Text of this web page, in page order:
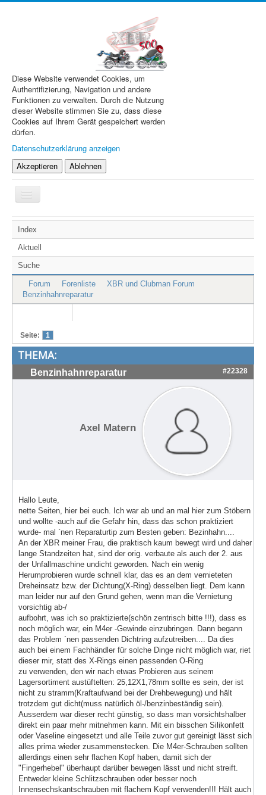
Diese Website verwendet Cookies, um
Authentifizierung, Navigation und andere
Funktionen zu verwalten. Durch die Nutzung
dieser Website stimmen Sie zu, dass diese
Cookies auf Ihrem Gerät gespeichert werden
dürfen.
Datenschutzerklärung anzeigen
Akzeptieren
Ablehnen
Navigation
an/aus
XBR.de
Technik
Forum
Treffen & Touren
Cafe-Ecke
Index
Aktuell
Suche
Forum Forenliste
XBR und Clubman Forum
Benzinhahnreparatur
Seite: 1
THEMA:
Benzinhahnreparatur #22328
Axel Matern
Hallo Leute,
nette Seiten, hier bei euch. Ich war ab und an mal hier zum Stöbern
und wollte -auch auf die Gefahr hin, dass das schon praktiziert
wurde- mal `nen Reparaturtip zum Besten geben: Bezinhahn....
An der XBR meiner Frau, die praktisch kaum bewegt wird und daher
lange Standzeiten hat, sind der orig. verbaute als auch der 2. aus
der Unfallmaschine undicht geworden. Nach ein wenig
Herumprobieren wurde schnell klar, das es an dem vernieteten
Dreheinsatz bzw. der Dichtung(X-Ring) desselben liegt. Dem kann
man leider nur auf den Grund gehen, wenn man die Vernietung
vorsichtig ab-/
aufbohrt, was ich so praktizierte(schön zentrisch bitte !!!), dass es
noch möglich war, ein M4er -Gewinde einzubringen. Dann begann
das Problem `nen passenden Dichtring aufzutreiben.... Da dies
auch bei einem Fachhändler für solche Dinge nicht möglich war, riet
dieser mir, statt des X-Rings einen passenden O-Ring
zu verwenden, den wir nach etwas Probieren aus seinem
Lagersortiment austüftelten: 25,12X1,78mm sollte es sein, der ist
nicht zu stramm(Kraftaufwand bei der Drehbewegung) und hält
trotzdem gut dicht(muss natürlich öl-/benzinbeständig sein).
Ausserdem war dieser recht günstig, so dass man vorsichtshalber
direkt ein paar mehr mitnehmen kann. Mit ein bisschen Silikonfett
oder Vaseline eingesetzt und alle Teile zuvor gut gereinigt lässt sich
alles prima wieder zusammenstecken. Die M4er-Schrauben sollten
allerdings einen sehr flachen Kopf haben, damit sich der
"Fingerhebel" überhaupt darüber bewegen lässt und nicht streift.
Entweder kleine Schlitzschrauben oder besser noch
Innensechskantschrauben mit flachem Kopf verwenden!!! Hält auch